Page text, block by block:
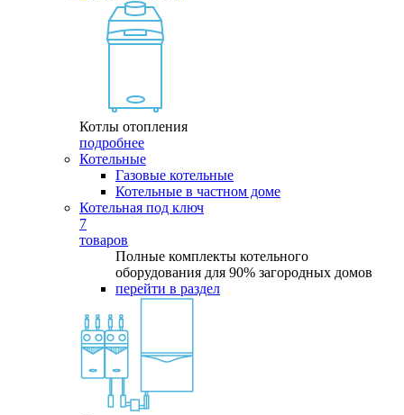
Котлы отопления
подробнее
Котельные
Газовые котельные
Котельные в частном доме
Котельная под ключ
7
товаров
Полные комплекты котельного
оборудования для 90% загородных домов
перейти в раздел